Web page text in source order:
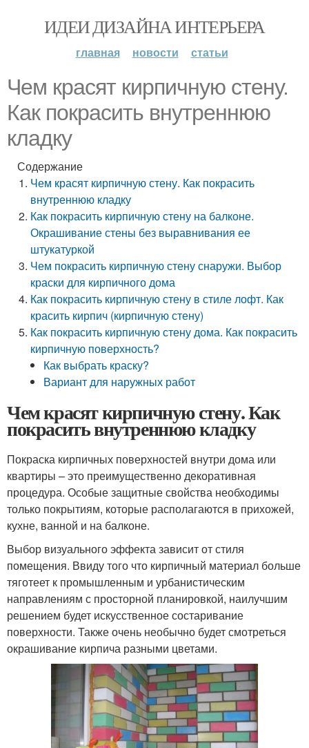
ИДЕИ ДИЗАЙНА ИНТЕРЬЕРА
главная новости статьи
Чем красят кирпичную стену.
Как покрасить внутреннюю
кладку
Содержание
Чем красят кирпичную стену. Как покрасить
внутреннюю кладку
Как покрасить кирпичную стену на балконе.
Окрашивание стены без выравнивания ее
штукатуркой
Чем покрасить кирпичную стену снаружи. Выбор
краски для кирпичного дома
Как покрасить кирпичную стену в стиле лофт. Как
красить кирпич (кирпичную стену)
Как покрасить кирпичную стену дома. Как покрасить
кирпичную поверхность?
Как выбрать краску?
Вариант для наружных работ
Чем красят кирпичную стену. Как
покрасить внутреннюю кладку
Покраска кирпичных поверхностей внутри дома или
квартиры – это преимущественно декоративная
процедура. Особые защитные свойства необходимы
только покрытиям, которые располагаются в прихожей,
кухне, ванной и на балконе.
Выбор визуального эффекта зависит от стиля
помещения. Ввиду того что кирпичный материал больше
тяготеет к промышленным и урбанистическим
направлениям с просторной планировкой, наилучшим
решением будет искусственное состаривание
поверхности. Также очень необычно будет смотреться
окрашивание кирпича разными цветами.